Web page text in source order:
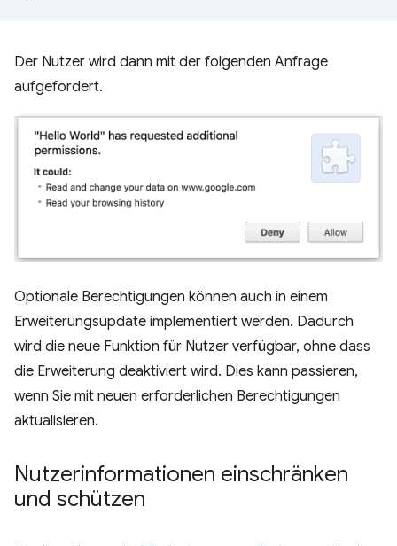
Der Nutzer wird dann mit der folgenden Anfrage
aufgefordert.
Optionale Berechtigungen können auch in einem
Erweiterungsupdate implementiert werden. Dadurch
wird die neue Funktion für Nutzer verfügbar, ohne dass
die Erweiterung deaktiviert wird. Dies kann passieren,
wenn Sie mit neuen erforderlichen Berechtigungen
aktualisieren.
Nutzerinformationen einschränken
und schützen